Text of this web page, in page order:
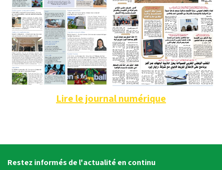
Lire le journal numérique
Restez informés de l'actualité en continu